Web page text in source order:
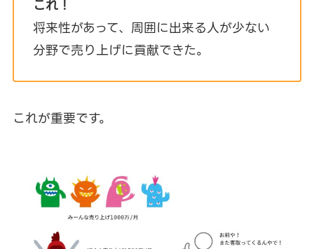
これ！
将来性があって、周囲に出来る人が少ない
分野で売り上げに貢献できた。
これが重要です。